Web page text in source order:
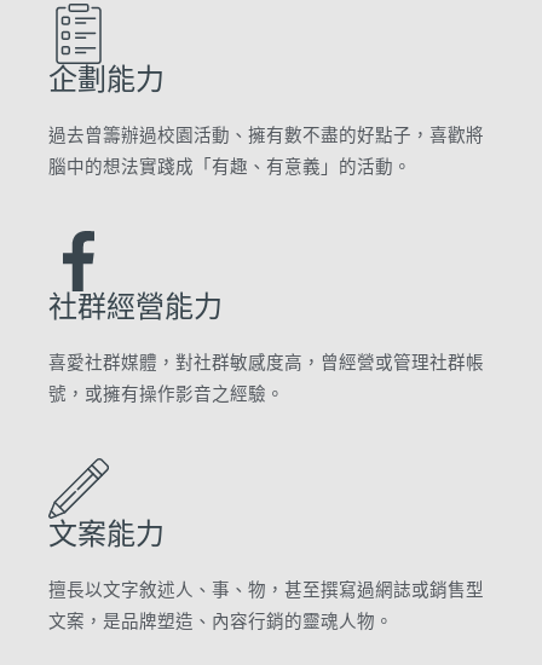
企劃能力
過去曾籌辦過校園活動、擁有數不盡的好點子，喜歡將
腦中的想法實踐成「有趣、有意義」的活動。
社群經營能力
喜愛社群媒體，對社群敏感度高，曾經營或管理社群帳
號，或擁有操作影音之經驗。
文案能力
擅長以文字敘述人、事、物，甚至撰寫過網誌或銷售型
文案，是品牌塑造、內容行銷的靈魂人物。